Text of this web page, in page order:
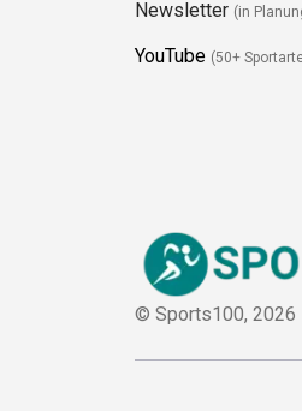
(in Planung)
YouTube (50+ Sportarten)
© Sports100, 2026